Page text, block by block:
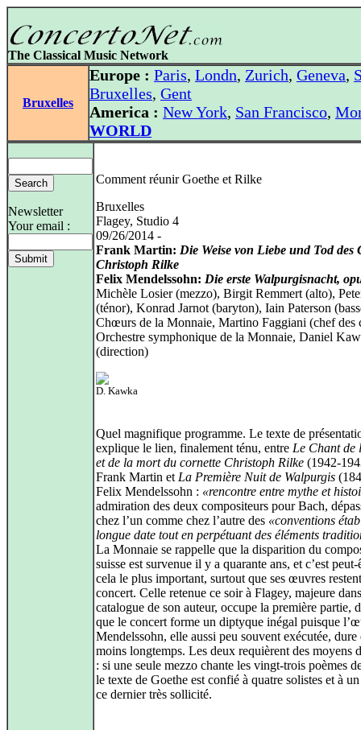
The Classical Music Network
Bruxelles
Europe : Paris, Londn, Zurich, Geneva,
Bruxelles, Gent
America : New York, San Francisco,
WORLD
Newsletter
Your email :
Comment réunir Goethe et Rilke
Bruxelles
Flagey, Studio 4
09/26/2014 -
Frank Martin: Die Weise von Liebe und Tod des
Christoph Rilke
Felix Mendelssohn: Die erste Walpurgisnacht,
Michèle Losier (mezzo), Birgit Remmert (alto),
(ténor), Konrad Jarnot (baryton), Iain Paterson
Chœurs de la Monnaie, Martino Faggiani (chef des
Orchestre symphonique de la Monnaie, Daniel
(direction)
D. Kawka
Quel magnifique programme. Le texte de
explique le lien, finalement ténu, entre Le Chant de
et de la mort du cornette Christoph Rilke (1942-
Frank Martin et La Première Nuit de Walpurgis
Felix Mendelssohn : «rencontre entre mythe et
admiration des deux compositeurs pour Bach,
chez l’un comme chez l’autre des «conventions
longue date tout en perpétuant des éléments
La Monnaie se rappelle que la disparition du
suisse est survenue il y a quarante ans, et c’est
cela le plus important, surtout que ses œuvres
concert. Celle retenue ce soir à Flagey, majeure
catalogue de son auteur, occupe la première partie,
que le concert forme un diptyque inégal puisque
Mendelssohn, elle aussi peu souvent exécutée,
moins longtemps. Les deux requièrent des moyens
: si une seule mezzo chante les vingt-trois poèmes
le texte de Goethe est confié à quatre solistes et à
ce dernier très sollicité.